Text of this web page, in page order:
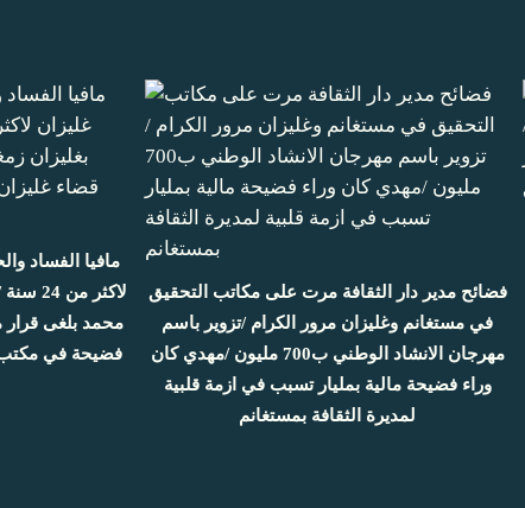
مافيا الفساد
لاكثر
محمد بلغى
فضيحة في مكتب
فضائح مدير دار الثقافة مرت على مكاتب التحقيق
في مستغانم وغليزان مرور الكرام /تزوير باسم
مهرجان الانشاد الوطني ب700 مليون /مهدي كان
وراء فضيحة مالية بمليار تسبب في ازمة قلبية
لمديرة الثقافة بمستغانم